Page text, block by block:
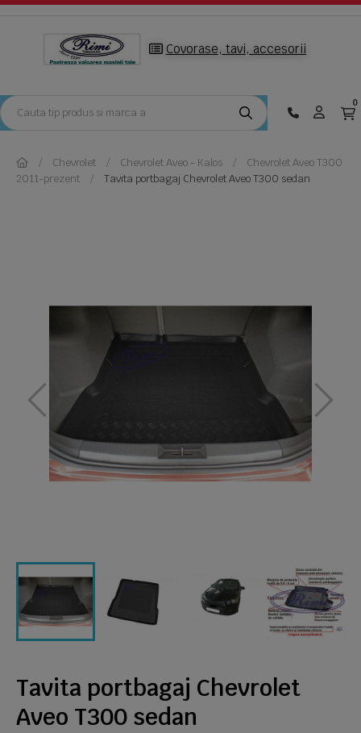
Covorase, tavi, accesorii
0
Chevrolet Chevrolet Aveo - Kalos
Chevrolet Aveo T300
2011-prezent
Tavita portbagaj Chevrolet Aveo T300 sedan
Tavita portbagaj Chevrolet
Aveo T300 sedan